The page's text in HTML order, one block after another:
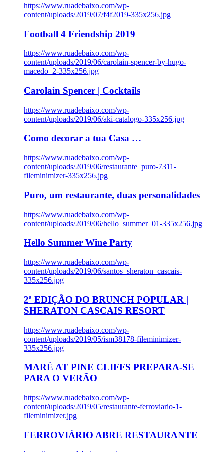
https://www.ruadebaixo.com/wp-
content/uploads/2019/07/f4f2019-335x256.jpg
Football 4 Friendship 2019
https://www.ruadebaixo.com/wp-
content/uploads/2019/06/carolain-spencer-by-hugo-
macedo_2-335x256.jpg
Carolain Spencer | Cocktails
https://www.ruadebaixo.com/wp-
content/uploads/2019/06/aki-catalogo-335x256.jpg
Como decorar a tua Casa …
https://www.ruadebaixo.com/wp-
content/uploads/2019/06/restaurante_puro-7311-
fileminimizer-335x256.jpg
Puro, um restaurante, duas personalidades
https://www.ruadebaixo.com/wp-
content/uploads/2019/06/hello_summer_01-335x256.jpg
Hello Summer Wine Party
https://www.ruadebaixo.com/wp-
content/uploads/2019/06/santos_sheraton_cascais-
335x256.jpg
2ª EDIÇÃO DO BRUNCH POPULAR |
SHERATON CASCAIS RESORT
https://www.ruadebaixo.com/wp-
content/uploads/2019/05/ism38178-fileminimizer-
335x256.jpg
MARÉ AT PINE CLIFFS PREPARA-SE
PARA O VERÃO
https://www.ruadebaixo.com/wp-
content/uploads/2019/05/restaurante-ferroviario-1-
fileminimizer.jpg
FERROVIÁRIO ABRE RESTAURANTE